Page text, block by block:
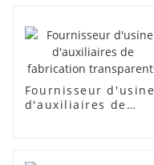
Fournisseur d'usine
d'auxiliaires de